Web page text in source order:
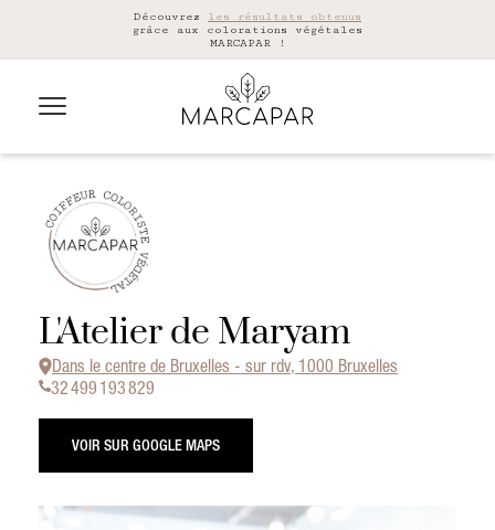
Découvrez les résultats obtenus
grâce aux colorations végétales
MARCAPAR !
L'Atelier de Maryam
Dans le centre de Bruxelles - sur rdv, 1000 Bruxelles
32 499 193 829
VOIR SUR GOOGLE MAPS